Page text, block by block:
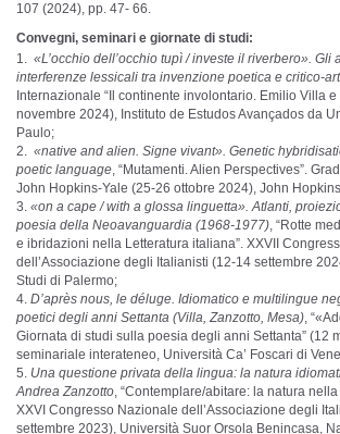
107 (2024), pp. 47- 66.
Convegni, seminari e giornate di studi:
«L’occhio dell’occhio tupì / investe il riverbero». Gli
interferenze lessicali tra invenzione poetica e critico-
Internazionale “Il continente involontario. Emilio Villa e
novembre 2024), Instituto de Estudos Avançados da
Paulo;
«native and alien. Signe vivant». Genetic
poetic language, “Mutamenti. Alien Perspectives”.
John Hopkins-Yale (25-26 ottobre 2024), John
«on a cape / with a glossa linguetta». Atlanti,
poesia della Neoavanguardia (1968-1977), “Rotte
e ibridazioni nella Letteratura italiana”. XXVII
dell’Associazione degli Italianisti (12-14 settembre
Studi di Palermo;
D’après nous, le déluge. Idiomatico e multilingue
poetici degli anni Settanta (Villa, Zanzotto, Mesa),
Giornata di studi sulla poesia degli anni Settanta” (12
seminariale interateneo, Università Ca’ Foscari di
Una questione privata della lingua: la natura
Andrea Zanzotto, “Contemplare/abitare: la natura
XXVI Congresso Nazionale dell’Associazione degli
settembre 2023), Università Suor Orsola Benincasa,